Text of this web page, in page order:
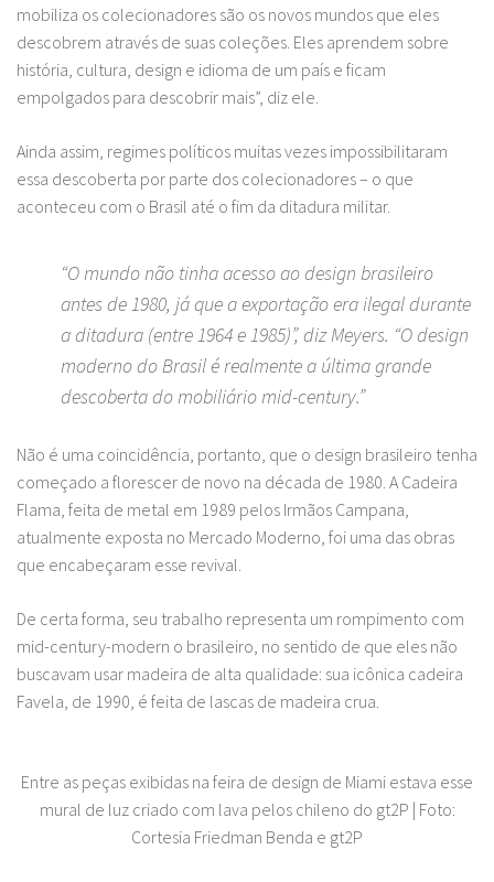
mobiliza os colecionadores são os novos mundos que eles
descobrem através de suas coleções. Eles aprendem sobre
história, cultura, design e idioma de um país e ficam
empolgados para descobrir mais”, diz ele.
Ainda assim, regimes políticos muitas vezes impossibilitaram
essa descoberta por parte dos colecionadores – o que
aconteceu com o Brasil até o fim da ditadura militar.
“O mundo não tinha acesso ao design brasileiro
antes de 1980, já que a exportação era ilegal durante
a ditadura (entre 1964 e 1985)”, diz Meyers. “O design
moderno do Brasil é realmente a última grande
descoberta do mobiliário mid-century.”
Não é uma coincidência, portanto, que o design brasileiro tenha
começado a florescer de novo na década de 1980. A Cadeira
Flama, feita de metal em 1989 pelos Irmãos Campana,
atualmente exposta no Mercado Moderno, foi uma das obras
que encabeçaram esse revival.
De certa forma, seu trabalho representa um rompimento com
mid-century-modern o brasileiro, no sentido de que eles não
buscavam usar madeira de alta qualidade: sua icônica cadeira
Favela, de 1990, é feita de lascas de madeira crua.
Entre as peças exibidas na feira de design de Miami estava esse
mural de luz criado com lava pelos chileno do gt2P | Foto:
Cortesia Friedman Benda e gt2P